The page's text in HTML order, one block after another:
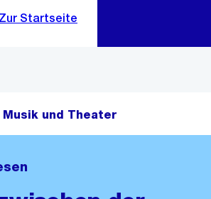
Breadcrumbs ein
Musik und Theater